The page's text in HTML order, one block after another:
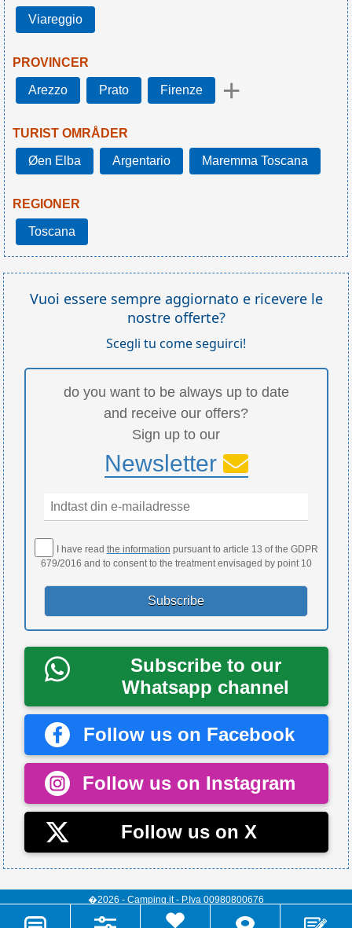
Viareggio
PROVINCER
Arezzo Prato Firenze +
TURIST OMRÅDER
Øen Elba Argentario Maremma Toscana
REGIONER
Toscana
Vuoi essere sempre aggiornato e ricevere le
nostre offerte?
Scegli tu come seguirci!
do you want to be always up to date
and receive our offers?
Sign up to our
Newsletter
I have read the information pursuant to article 13 of the GDPR
679/2016 and to consent to the treatment envisaged by point 10
Subscribe to our
Whatsapp channel
Follow us on Facebook
Follow us on Instagram
Follow us on X
�2026 - Camping.it - P.Iva 00980800676